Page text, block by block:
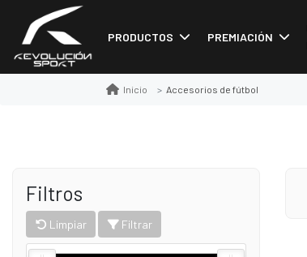
PRODUCTOS PREMIACIÓN
Inicio Accesorios de fútbol
Filtros
Limpiar Filtrar